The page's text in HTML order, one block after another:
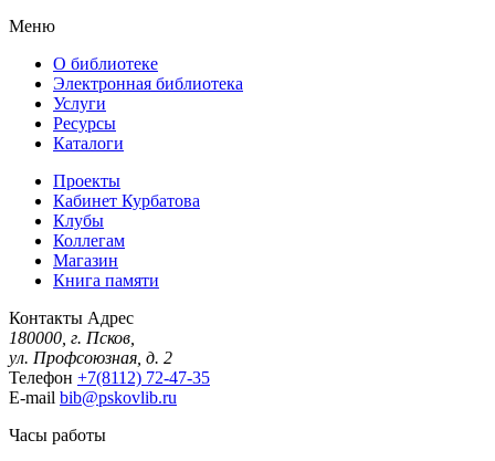
Меню
О библиотеке
Электронная библиотека
Услуги
Ресурсы
Каталоги
Проекты
Кабинет Курбатова
Клубы
Коллегам
Магазин
Книга памяти
Контакты Адрес
180000, г. Псков,
ул. Профсоюзная, д. 2
Телефон +7(8112) 72-47-35
E-mail bib@pskovlib.ru
Часы работы